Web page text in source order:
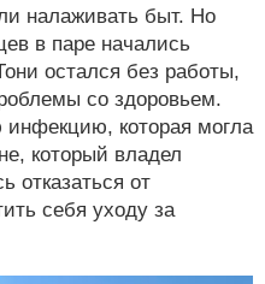
налаживать быт. Но
в паре начались
остался без работы,
со здоровьем.
которая могла
который владел
отказаться от
себя уходу за